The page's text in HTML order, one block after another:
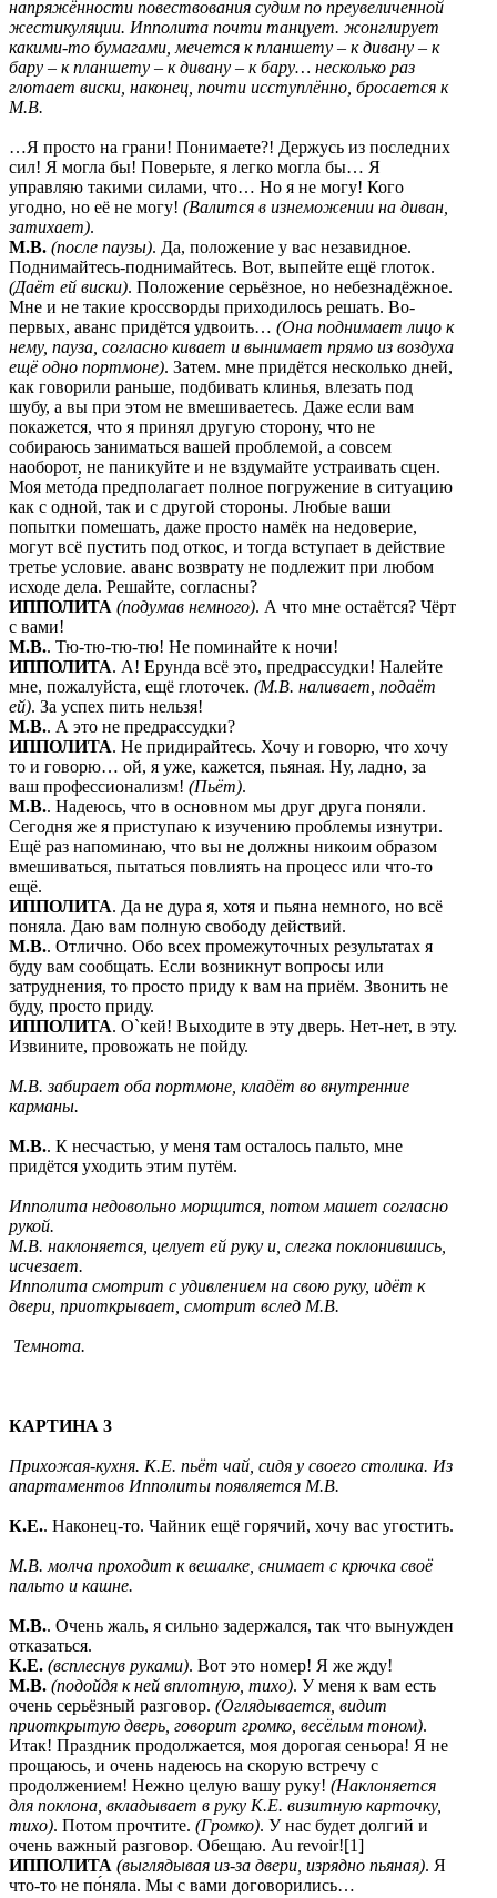
напряжённости повествования судим по преувеличенной
жестикуляции. Ипполита почти танцует. жонглирует
какими-то бумагами, мечется к планшету – к дивану – к
бару – к планшету – к дивану – к бару… несколько раз
глотает виски, наконец, почти исступлённо, бросается к
М.В.
…Я просто на грани! Понимаете?! Держусь из последних
сил! Я могла бы! Поверьте, я легко могла бы… Я
управляю такими силами, что… Но я не могу! Кого
угодно, но её не могу! (Валится в изнеможении на диван,
затихает).
М.В. (после паузы). Да, положение у вас незавидное.
Поднимайтесь-поднимайтесь. Вот, выпейте ещё глоток.
(Даёт ей виски). Положение серьёзное, но небезнадёжное.
Мне и не такие кроссворды приходилось решать. Во-
первых, аванс придётся удвоить… (Она поднимает лицо к
нему, пауза, согласно кивает и вынимает прямо из воздуха
ещё одно портмоне). Затем. мне придётся несколько дней,
как говорили раньше, подбивать клинья, влезать под
шубу, а вы при этом не вмешиваетесь. Даже если вам
покажется, что я принял другую сторону, что не
собираюсь заниматься вашей проблемой, а совсем
наоборот, не паникуйте и не вздумайте устраивать сцен.
Моя мето́да предполагает полное погружение в ситуацию
как с одной, так и с другой стороны. Любые ваши
попытки помешать, даже просто намёк на недоверие,
могут всё пустить под откос, и тогда вступает в действие
третье условие. аванс возврату не подлежит при любом
исходе дела. Решайте, согласны?
ИППОЛИТА (подумав немного). А что мне остаётся? Чёрт
с вами!
М.В.. Тю-тю-тю-тю! Не поминайте к ночи!
ИППОЛИТА. А! Ерунда всё это, предрассудки! Налейте
мне, пожалуйста, ещё глоточек. (М.В. наливает, подаёт
ей). За успех пить нельзя!
М.В.. А это не предрассудки?
ИППОЛИТА. Не придирайтесь. Хочу и говорю, что хочу
то и говорю… ой, я уже, кажется, пьяная. Ну, ладно, за
ваш профессионализм! (Пьёт).
М.В.. Надеюсь, что в основном мы друг друга поняли.
Сегодня же я приступаю к изучению проблемы изнутри.
Ещё раз напоминаю, что вы не должны никоим образом
вмешиваться, пытаться повлиять на процесс или что-то
ещё.
ИППОЛИТА. Да не дура я, хотя и пьяна немного, но всё
поняла. Даю вам полную свободу действий.
М.В.. Отлично. Обо всех промежуточных результатах я
буду вам сообщать. Если возникнут вопросы или
затруднения, то просто приду к вам на приём. Звонить не
буду, просто приду.
ИППОЛИТА. О`кей! Выходите в эту дверь. Нет-нет, в эту.
Извините, провожать не пойду.
М.В. забирает оба портмоне, кладёт во внутренние
карманы.
М.В.. К несчастью, у меня там осталось пальто, мне
придётся уходить этим путём.
Ипполита недовольно морщится, потом машет согласно
рукой.
М.В. наклоняется, целует ей руку и, слегка поклонившись,
исчезает.
Ипполита смотрит с удивлением на свою руку, идёт к
двери, приоткрывает, смотрит вслед М.В.
Темнота.
КАРТИНА 3
Прихожая-кухня. К.Е. пьёт чай, сидя у своего столика. Из
апартаментов Ипполиты появляется М.В.
К.Е.. Наконец-то. Чайник ещё горячий, хочу вас угостить.
М.В. молча проходит к вешалке, снимает с крючка своё
пальто и кашне.
М.В.. Очень жаль, я сильно задержался, так что вынужден
отказаться.
К.Е. (всплеснув руками). Вот это номер! Я же жду!
М.В. (подойдя к ней вплотную, тихо). У меня к вам есть
очень серьёзный разговор. (Оглядывается, видит
приоткрытую дверь, говорит громко, весёлым тоном).
Итак! Праздник продолжается, моя дорогая сеньора! Я не
прощаюсь, и очень надеюсь на скорую встречу с
продолжением! Нежно целую вашу руку! (Наклоняется
для поклона, вкладывает в руку К.Е. визитную карточку,
тихо). Потом прочтите. (Громко). У нас будет долгий и
очень важный разговор. Обещаю. Au revoir![1]
ИППОЛИТА (выглядывая из-за двери, изрядно пьяная). Я
что-то не по́няла. Мы с вами договорились…